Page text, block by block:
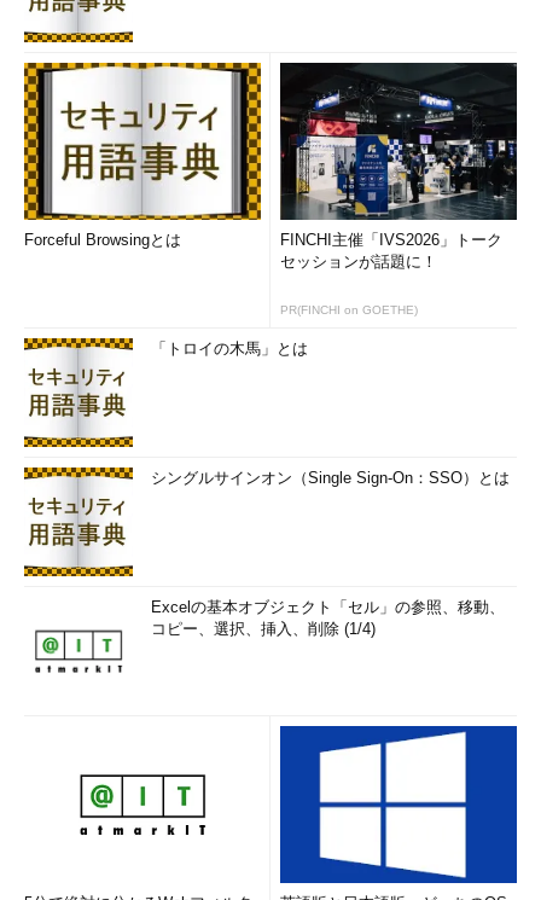
Forceful Browsingとは
FINCHI主催「IVS2026」トーク
セッションが話題に！
PR(FINCHI on GOETHE)
「トロイの木馬」とは
シングルサインオン（Single Sign-On：SSO）とは
Excelの基本オブジェクト「セル」の参照、移動、
コピー、選択、挿入、削除 (1/4)